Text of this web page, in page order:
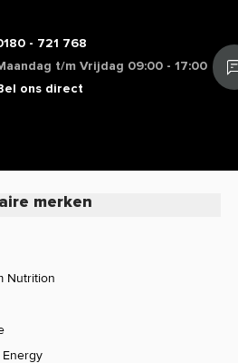
- 721 768
t/m Vrijdag 09:00 - 17:00
ons direct
merken
Nutrition